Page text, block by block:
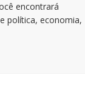
encontrará
política, economia,